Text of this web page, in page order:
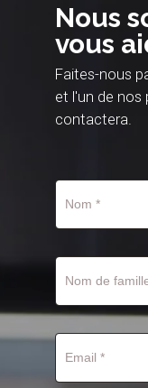
Nous
vous
Faites-nous
et l'un de nos
contactera.